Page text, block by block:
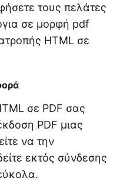
τους πελάτες
σε μορφή pdf
HTML σε
σε PDF σας
PDF μιας
να την
εκτός σύνδεσης